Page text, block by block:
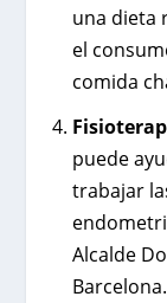
una dieta
el
comida
puede
trabajar
Alcalde